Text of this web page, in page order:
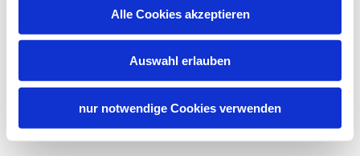
Alle Cookies akzeptieren
Auswahl erlauben
nur notwendige Cookies verwenden